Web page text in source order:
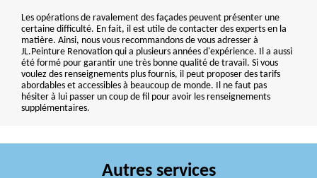
Les opérations de ravalement des façades peuvent présenter une
certaine difficulté. En fait, il est utile de contacter des experts en la
matière. Ainsi, nous vous recommandons de vous adresser à
JL.Peinture Renovation qui a plusieurs années d'expérience. Il a aussi
été formé pour garantir une très bonne qualité de travail. Si vous
voulez des renseignements plus fournis, il peut proposer des tarifs
abordables et accessibles à beaucoup de monde. Il ne faut pas
hésiter à lui passer un coup de fil pour avoir les renseignements
supplémentaires.
Autres services